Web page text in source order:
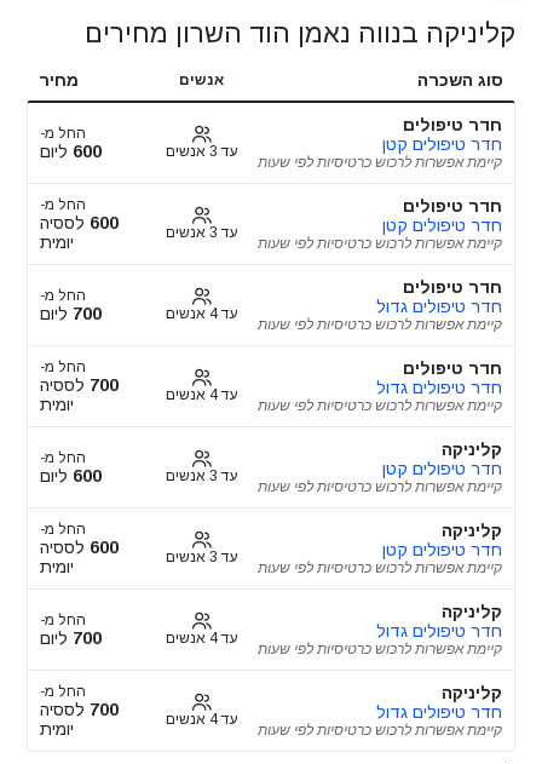
קליניקה בנווה נאמן הוד השרון מחירים
סוג השכרה אנשים מחיר
חדר טיפולים
חדר טיפולים קטן
קיימת אפשרות לרכוש כרטיסיות לפי שעות
עד 3 אנשים
החל מ-
600 ליום
חדר טיפולים
חדר טיפולים קטן
קיימת אפשרות לרכוש כרטיסיות לפי שעות
עד 3 אנשים
החל מ-
600 לססיה
יומית
חדר טיפולים
חדר טיפולים גדול
קיימת אפשרות לרכוש כרטיסיות לפי שעות
עד 4 אנשים
החל מ-
700 ליום
חדר טיפולים
חדר טיפולים גדול
קיימת אפשרות לרכוש כרטיסיות לפי שעות
עד 4 אנשים
החל מ-
700 לססיה
יומית
קליניקה
חדר טיפולים קטן
קיימת אפשרות לרכוש כרטיסיות לפי שעות
עד 3 אנשים
החל מ-
600 ליום
קליניקה
חדר טיפולים קטן
קיימת אפשרות לרכוש כרטיסיות לפי שעות
עד 3 אנשים
החל מ-
600 לססיה
יומית
קליניקה
חדר טיפולים גדול
קיימת אפשרות לרכוש כרטיסיות לפי שעות
עד 4 אנשים
החל מ-
700 ליום
קליניקה
חדר טיפולים גדול
קיימת אפשרות לרכוש כרטיסיות לפי שעות
עד 4 אנשים
החל מ-
700 לססיה
יומית